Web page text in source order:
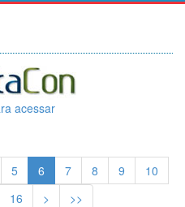
acessar
5 6 7 8 9
10
16 > >>